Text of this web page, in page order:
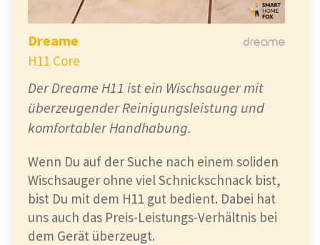
Dreame
H11 Core
Der Dreame H11 ist ein Wischsauger mit
überzeugender Reinigungsleistung und
komfortabler Handhabung.
Wenn Du auf der Suche nach einem soliden
Wischsauger ohne viel Schnickschnack bist,
bist Du mit dem H11 gut bedient. Dabei hat
uns auch das Preis-Leistungs-Verhältnis bei
dem Gerät überzeugt.